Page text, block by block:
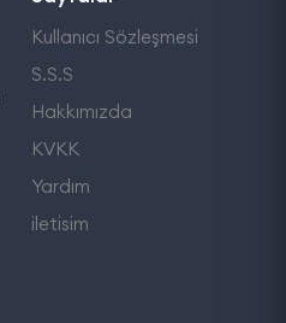
Kullanıcı Sözleşmesi
S.S.S
Hakkımızda
KVKK
Yardım
iletisim